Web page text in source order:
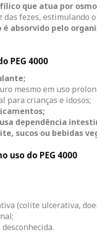
que atua por
das fezes, estimulando
é absorvido pelo
PEG 4000
mesmo em uso
para crianças e idosos;
dependência
sucos ou bebidas
uso do PEG 4000
(colite ulcerativa,